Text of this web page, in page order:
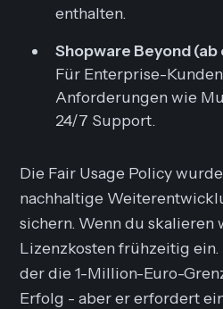
enthalten.
Shopware Beyond
Für Enterprise-
Anforderungen wie
24/7 Support.
Die Fair Usage Policy
nachhaltige
sichern. Wenn du skalieren
Lizenzkosten frühzeitig
der die 1-Million-Euro-
Erfolg - aber er erfordert